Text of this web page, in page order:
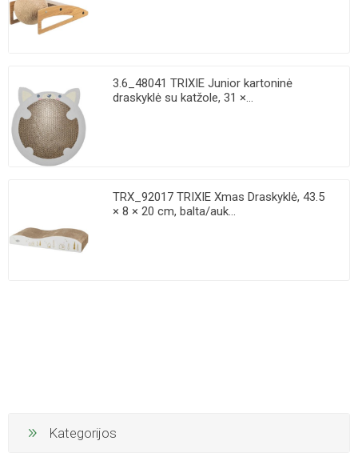
3.6_48041 TRIXIE Junior kartoninė
draskyklė su katžole, 31 ×...
TRX_92017 TRIXIE Xmas Draskyklė, 43.5
× 8 × 20 cm, balta/auk...
Kategorijos